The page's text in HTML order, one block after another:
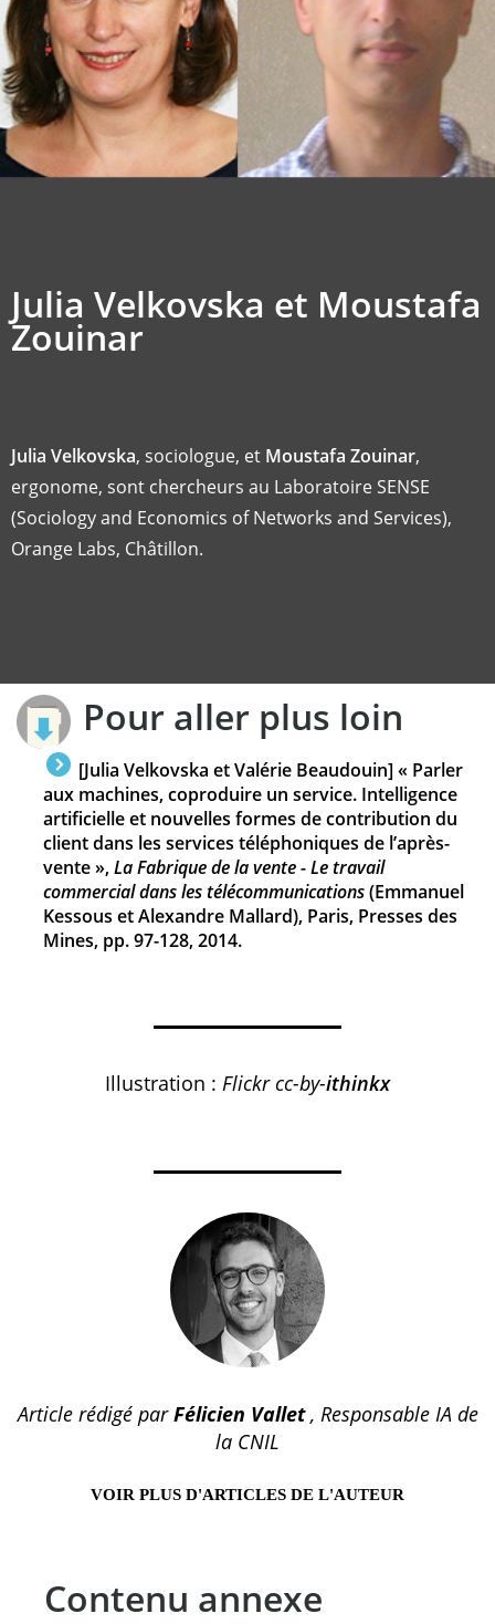
Julia Velkovska et Moustafa
Zouinar
Julia Velkovska, sociologue, et Moustafa Zouinar,
ergonome, sont chercheurs au Laboratoire SENSE
(Sociology and Economics of Networks and Services),
Orange Labs, Châtillon.
Pour aller plus loin
[Julia Velkovska et Valérie Beaudouin] « Parler
aux machines, coproduire un service. Intelligence
artificielle et nouvelles formes de contribution du
client dans les services téléphoniques de l’après-
vente »,La Fabrique de la vente - Le travail
commercial dans les télécommunications(Emmanuel
Kessous et Alexandre Mallard), Paris, Presses des
Mines, pp. 97-128, 2014.
Illustration : Flickr cc-by-ithinkx
Article rédigé parFélicien Vallet, Responsable IA de
la CNIL
VOIR PLUS D'ARTICLES DE L'AUTEUR
Contenu annexe